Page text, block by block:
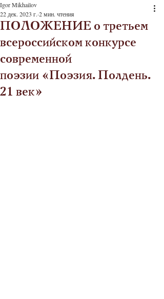
ПОЛОЖЕНИЕ о третьем
всероссийском конкурсе
современной
поэзии «Поэзия. Полдень.
21 век»
Igor Mikhailov
22 дек. 2023 г. 2 мин. чтения